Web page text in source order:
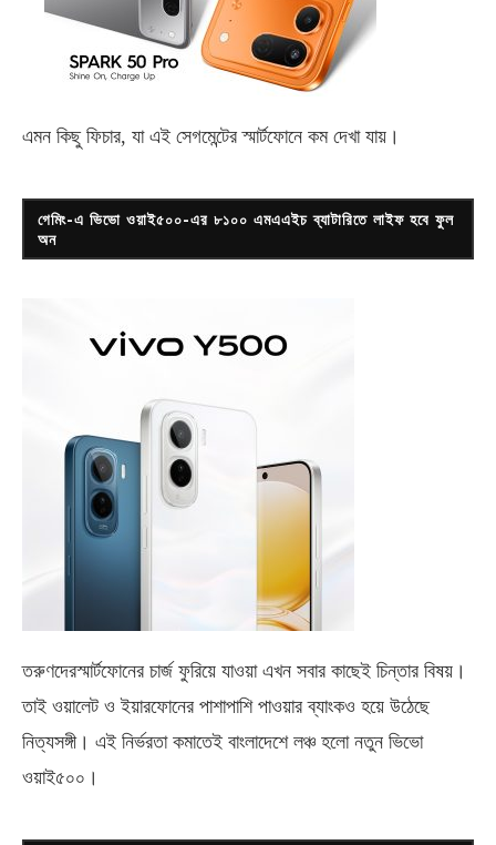
এমন কিছু ফিচার, যা এই সেগমেন্টের স্মার্টফোনে কম দেখা যায়।
গেমিং-এ ভিভো ওয়াই৫০০-এর ৮১০০ এমএএইচ ব্যাটারিতে লাইফ হবে ফুল
অন
তরুণদেরস্মার্টফোনের চার্জ ফুরিয়ে যাওয়া এখন সবার কাছেই চিন্তার বিষয়।
তাই ওয়ালেট ও ইয়ারফোনের পাশাপাশি পাওয়ার ব্যাংকও হয়ে উঠেছে
নিত্যসঙ্গী। এই নির্ভরতা কমাতেই বাংলাদেশে লঞ্চ হলো নতুন ভিভো
ওয়াই৫০০ ।